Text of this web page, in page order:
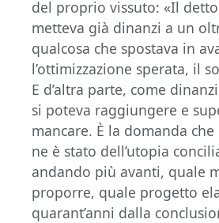
del proprio vissuto: «Il
metteva già dinanzi a un
qualcosa che spostava in
l’ottimizzazione sperata, il
E d’altra parte, come
si poteva raggiungere e
mancare. È la domanda che
ne è stato dell’utopia
andando più avanti, quale
proporre, quale progetto
quarant’anni dalla